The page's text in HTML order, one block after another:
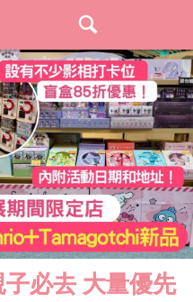
必去 大量優先